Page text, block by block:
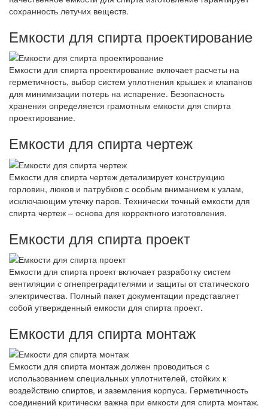
сохранность летучих веществ.
Емкости для спирта проектирование
Емкости для спирта проектирование включает расчеты на
герметичность, выбор систем уплотнения крышек и клапанов
для минимизации потерь на испарение. Безопасность
хранения определяется грамотным емкости для спирта
проектирование.
Емкости для спирта чертеж
Емкости для спирта чертеж детализирует конструкцию
горловин, люков и патрубков с особым вниманием к узлам,
исключающим утечку паров. Технически точный емкости для
спирта чертеж – основа для корректного изготовления.
Емкости для спирта проект
Емкости для спирта проект включает разработку систем
вентиляции с огнепреградителями и защиты от статического
электричества. Полный пакет документации представляет
собой утвержденный емкости для спирта проект.
Емкости для спирта монтаж
Емкости для спирта монтаж должен проводиться с
использованием специальных уплотнителей, стойких к
воздействию спиртов, и заземления корпуса. Герметичность
соединений критически важна при емкости для спирта монтаж.